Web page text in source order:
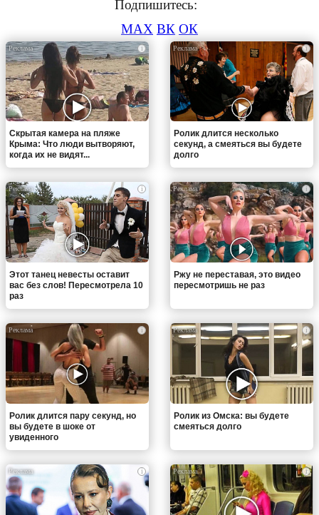
Подпишитесь:
MAX ВК ОК
i
Скрытая камера на пляже
Крыма: Что люди вытворяют,
когда их не видят...
i
Ролик длится несколько
секунд, а смеяться вы будете
долго
i
Этот танец невесты оставит
вас без слов! Пересмотрела 10
раз
i
Ржу не переставая, это видео
пересмотришь не раз
i
Ролик длится пару секунд, но
вы будете в шоке от
увиденного
i
Ролик из Омска: вы будете
смеяться долго
i i